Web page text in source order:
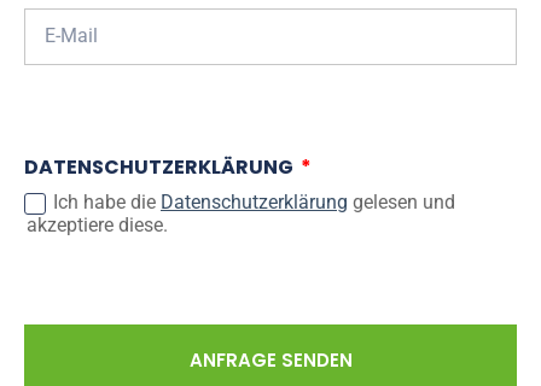
DATENSCHUTZERKLÄRUNG
Ich habe die Datenschutzerklärung gelesen und
akzeptiere diese.
ANFRAGE SENDEN